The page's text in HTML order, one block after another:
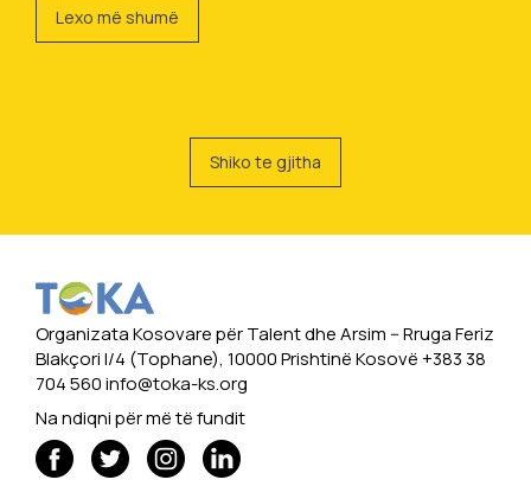
Lexo më shumë
Shiko te gjitha
Organizata Kosovare për Talent dhe Arsim -- Rruga Feriz
Blakçori I/4 (Tophane), 10000 Prishtinë Kosovë +383 38
704 560info@toka-ks.org
Na ndiqni për më të fundit